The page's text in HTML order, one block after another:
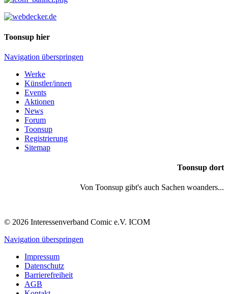
Toonsup hier
Navigation überspringen
Werke
Künstler/innen
Events
Aktionen
News
Forum
Toonsup
Registrierung
Sitemap
Toonsup dort
Von Toonsup gibt's auch Sachen woanders...
© 2026 Interessenverband Comic e.V. ICOM
Navigation überspringen
Impressum
Datenschutz
Barrierefreiheit
AGB